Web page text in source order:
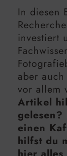
In diesen
investiert
aber
vor allem
Artikel
einen
hilfst du